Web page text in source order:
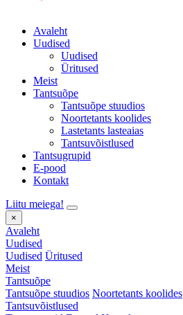
Avaleht
Uudised
Uudised
Üritused
Meist
Tantsuõpe
Tantsuõpe stuudios
Noortetants koolides
Lastetants lasteaias
Tantsuvõistlused
Tantsugrupid
E-pood
Kontakt
Liitu meiega!
×
Avaleht
Uudised
Uudised Üritused
Meist
Tantsuõpe
Tantsuõpe stuudios Noortetants koolides
Tantsuvõistlused